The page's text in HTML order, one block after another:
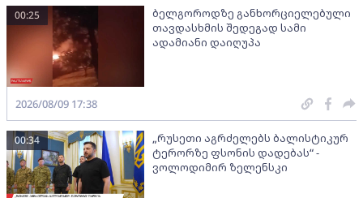
ბელგოროდზე განხორციელებული
თავდასხმის შედეგად სამი
ადამიანი დაიღუპა
00:25
2026/08/09 17:38
„რუსეთი აგრძელებს ბალისტიკურ
ტერორზე ფსონის დადებას“ -
ვოლოდიმირ ზელენსკი
00:34